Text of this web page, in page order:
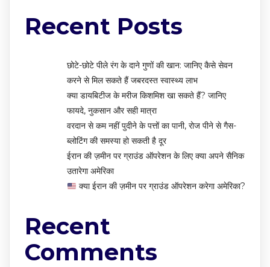
Recent Posts
छोटे-छोटे पीले रंग के दाने गुणों की खान: जानिए कैसे सेवन
करने से मिल सकते हैं जबरदस्त स्वास्थ्य लाभ
क्या डायबिटीज के मरीज किशमिश खा सकते हैं? जानिए
फायदे, नुकसान और सही मात्रा
वरदान से कम नहीं पुदीने के पत्तों का पानी, रोज पीने से गैस-
ब्लोटिंग की समस्या हो सकती है दूर
ईरान की ज़मीन पर ग्राउंड ऑपरेशन के लिए क्या अपने सैनिक
उतारेगा अमेरिका
क्या ईरान की ज़मीन पर ग्राउंड ऑपरेशन करेगा अमेरिका?
Recent
Comments